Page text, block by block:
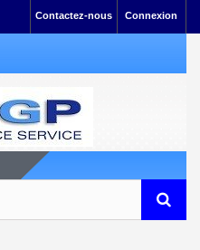
Connexion
Contactez-nous